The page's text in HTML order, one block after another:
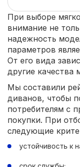
При выборе
внимание не
надежность
параметров
От его вида
другие качества
Мы составили
диванов, чтобы
потребителям с
покупки. При
следующие
устойчивость к